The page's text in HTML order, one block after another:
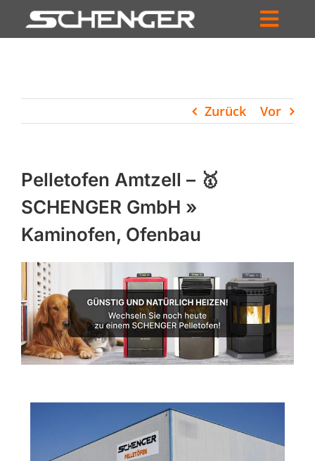
Inhalt
HÄNDLERSUCHE
UNTERNEHMEN
PROFIL
WARENKORB
PRODUCTS
SEARCH
Zurück Vor
Pelletofen Amtzell – 🥇
SCHENGER GmbH »
Kaminofen, Ofenbau